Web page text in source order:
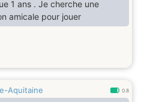
1 ans . Je cherche une
amicale pour jouer
Aquitaine 0.8